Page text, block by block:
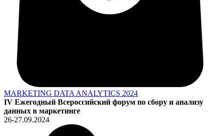
MARKETING DATA ANALYTICS 2024
IV Ежегодный Всероссийский форум по сбору и анализу
данных в маркетинге
26-27.09.2024